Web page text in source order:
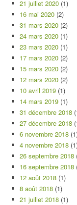
21 juillet 2020 (1)
16 mai 2020 (2)
31 mars 2020 (2)
24 mars 2020 (1)
23 mars 2020 (1)
17 mars 2020 (2)
15 mars 2020 (2)
12 mars 2020 (2)
10 avril 2019 (1)
14 mars 2019 (1)
31 décembre 2018
27 décembre 2018
6 novembre 2018
4 novembre 2018
26 septembre 2018
16 septembre 2018
12 août 2018 (1)
8 août 2018 (1)
21 juillet 2018 (1)